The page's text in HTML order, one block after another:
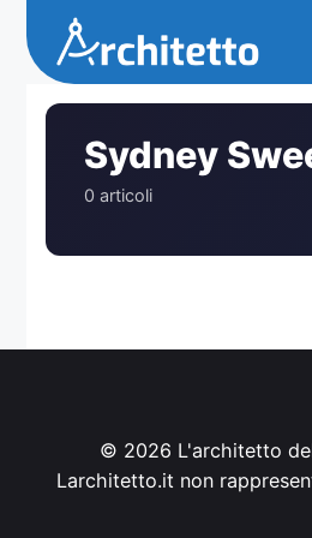
contenuto
Sydney
0 articoli
© 2026 L'architetto
Larchitetto.it non